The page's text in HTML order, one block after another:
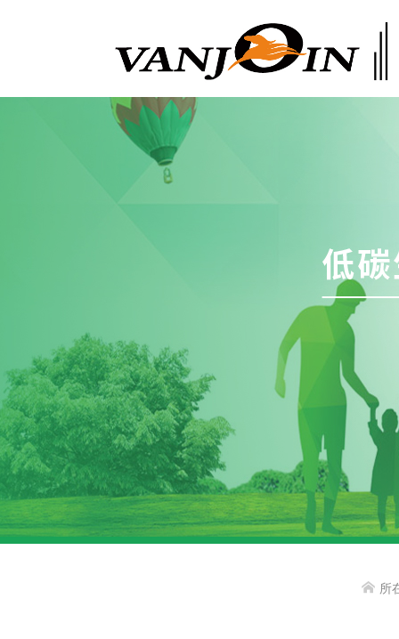
 所